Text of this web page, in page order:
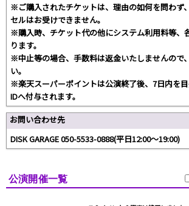
※ご購入されたチケットは、理由の如何を問わず
セルはお受けできません。
※購入時、チケット代の他にシステム利用料等、
ります。
※中止等の場合、手数料は返金いたしませんので
い。
※楽天スーパーポイントは公演終了後、7日内を
IDへ付与されます。
お問い合わせ先
DISK GARAGE 050-5533-0888(平日12:00～19:00)
公演開催一覧